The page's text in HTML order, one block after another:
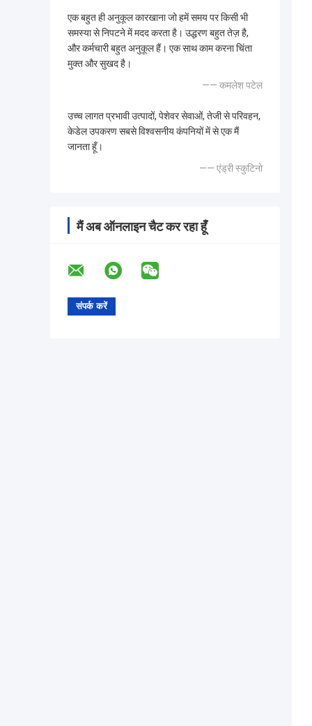
एक बहुत ही अनुकूल कारखाना जो हमें समय पर किसी भी
समस्या से निपटने में मदद करता है। उद्धरण बहुत तेज़ है,
और कर्मचारी बहुत अनुकूल हैं। एक साथ काम करना चिंता
मुक्त और सुखद है।
—— कमलेश पटेल
उच्च लागत प्रभावी उत्पादों, पेशेवर सेवाओं, तेजी से परिवहन,
केडेल उपकरण सबसे विश्वसनीय कंपनियों में से एक मैं
जानता हूँ।
—— एंड्री स्कुटिनो
मैं अब ऑनलाइन चैट कर रहा हूँ